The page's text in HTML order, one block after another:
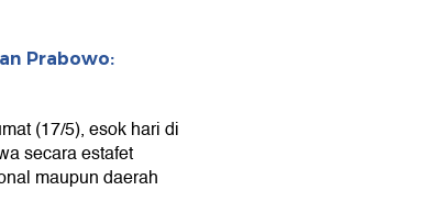
Prabowo:
(17/5), esok hari di
secara estafet
maupun daerah